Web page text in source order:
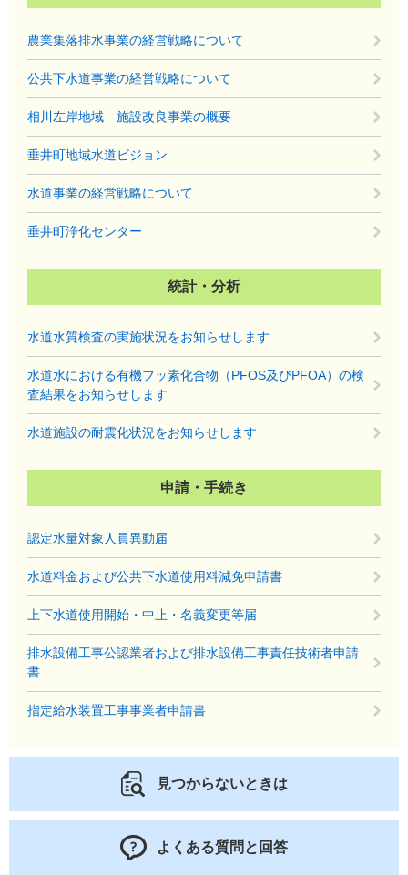
農業集落排水事業の経営戦略について
公共下水道事業の経営戦略について
相川左岸地域 施設改良事業の概要
垂井町地域水道ビジョン
水道事業の経営戦略について
垂井町浄化センター
統計・分析
水道水質検査の実施状況をお知らせします
水道水における有機フッ素化合物（PFOS及びPFOA）の検
査結果をお知らせします
水道施設の耐震化状況をお知らせします
申請・手続き
認定水量対象人員異動届
水道料金および公共下水道使用料減免申請書
上下水道使用開始・中止・名義変更等届
排水設備工事公認業者および排水設備工事責任技術者申請
書
指定給水装置工事事業者申請書
見つからないときは
よくある質問と回答